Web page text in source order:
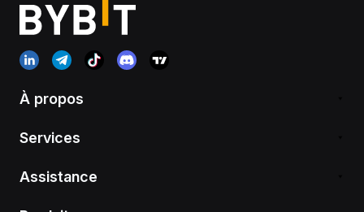
À propos
Services
Assistance